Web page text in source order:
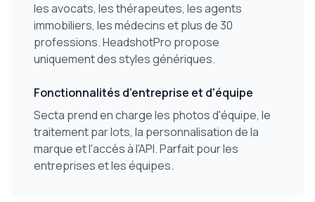
les avocats, les thérapeutes, les agents
immobiliers, les médecins et plus de 30
professions. HeadshotPro propose
uniquement des styles génériques.
Fonctionnalités d'entreprise et d'équipe
Secta prend en charge les photos d'équipe, le
traitement par lots, la personnalisation de la
marque et l'accès à l'API. Parfait pour les
entreprises et les équipes.